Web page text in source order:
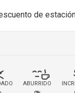
de
ABURRIDO